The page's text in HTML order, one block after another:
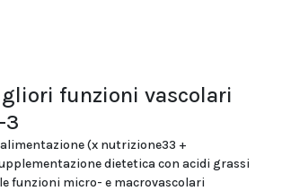
funzioni vascolari
3
(x nutrizione33 +
dietetica con acidi grassi
funzioni micro- e macrovascolari